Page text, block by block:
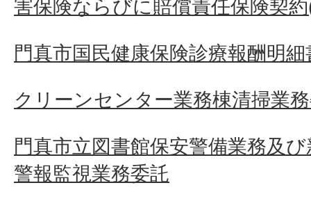
害保険ならびに賠償責任保険契
門真市国民健康保険診療報酬明
クリーンセンター業務棟清掃業
門真市立図書館保安警備業務及
警報監視業務委託